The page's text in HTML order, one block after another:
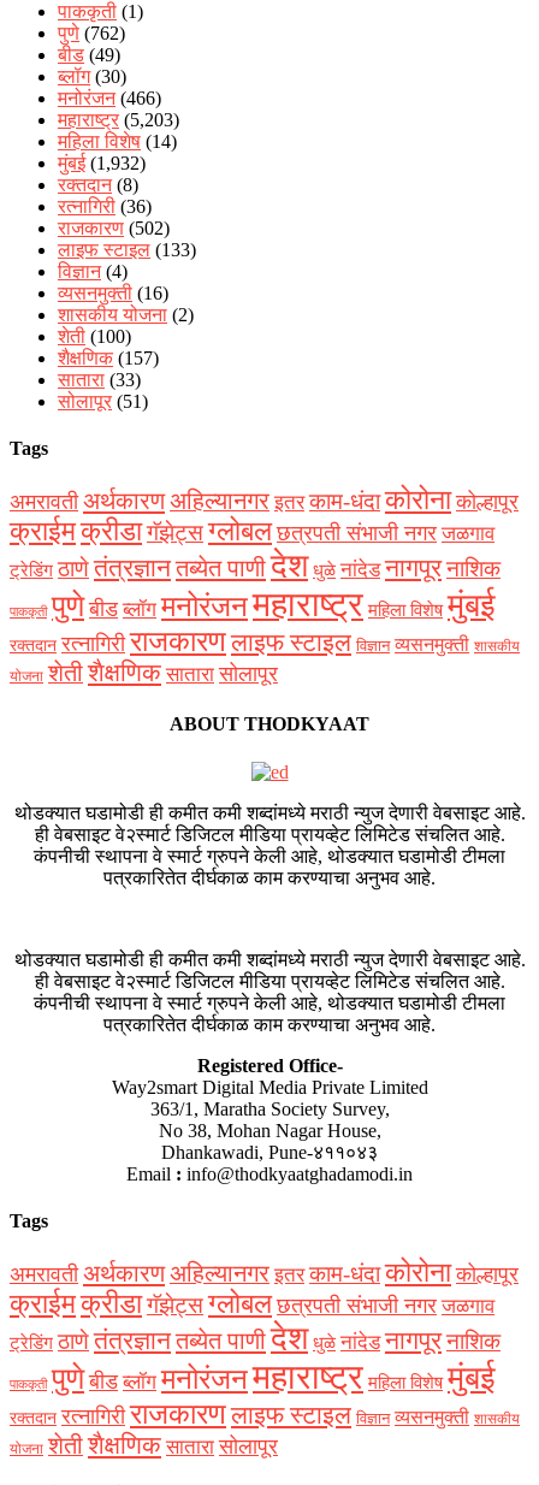
पाककृती (1)
पुणे (762)
बीड (49)
ब्लॉग(30)
मनोरंजन(466)
महाराष्ट्र (5,203)
महिला विशेष (14)
मुंबई(1,932)
रक्‍तदान(8)
रत्नागिरी (36)
राजकारण (502)
लाइफ स्टाइल (133)
विज्ञान(4)
व्यसनमुक्ती (16)
शासकीय योजना (2)
शेती (100)
शैक्षणिक (157)
सातारा (33)
सोलापूर (51)
Tags
अमरावती अर्थकारणअहिल्यानगर इतर काम-धंदाकोरोना कोल्हापूर
क्राईमक्रीडागॅझेट्सग्लोबल छत्रपती संभाजी नगर जळगाव
ट्रेडिंग ठाणेतंत्रज्ञानतब्येत पाणीदेश धुळे नांदेड नागपूरनाशिक
पाककृती पुणे बीड ब्लॉग मनोरंजनमहाराष्ट्र महिला विशेष मुंबई
रक्‍तदान रत्नागिरी राजकारणलाइफ स्टाइल विज्ञान व्यसनमुक्ती शासकीय
योजना शेतीशैक्षणिक सातारा सोलापूर
ABOUT THODKYAAT
थोडक्यात घडामोडी ही कमीत कमी शब्दांमध्ये मराठी न्युज देणारी वेबसाइट आहे.
ही वेबसाइट वे२स्मार्ट डिजिटल मीडिया प्रायव्हेट लिमिटेड संचलित आहे.
कंपनीची स्थापना वे स्मार्ट ग्रुपने केली आहे, थोडक्यात घडामोडी टीमला
पत्रकारितेत दीर्घकाळ काम करण्याचा अनुभव आहे.
थोडक्यात घडामोडी ही कमीत कमी शब्दांमध्ये मराठी न्युज देणारी वेबसाइट आहे.
ही वेबसाइट वे२स्मार्ट डिजिटल मीडिया प्रायव्हेट लिमिटेड संचलित आहे.
कंपनीची स्थापना वे स्मार्ट ग्रुपने केली आहे, थोडक्यात घडामोडी टीमला
पत्रकारितेत दीर्घकाळ काम करण्याचा अनुभव आहे.
Registered Office-
Way2smart Digital Media Private Limited
363/1, Maratha Society Survey,
No 38, Mohan Nagar House,
Dhankawadi, Pune-४११०४३
Email : info@thodkyaatghadamodi.in
Tags
अमरावती अर्थकारणअहिल्यानगर इतर काम-धंदाकोरोना कोल्हापूर
क्राईमक्रीडागॅझेट्सग्लोबल छत्रपती संभाजी नगर जळगाव
ट्रेडिंग ठाणेतंत्रज्ञानतब्येत पाणीदेश धुळे नांदेड नागपूरनाशिक
पाककृती पुणे बीड ब्लॉग मनोरंजनमहाराष्ट्र महिला विशेष मुंबई
रक्‍तदान रत्नागिरी राजकारणलाइफ स्टाइल विज्ञान व्यसनमुक्ती शासकीय
योजना शेतीशैक्षणिक सातारा सोलापूर